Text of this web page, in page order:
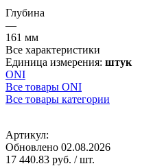
Глубина
—
161 мм
Все характеристики
Единица измерения: штук
ONI
Все товары ONI
Все товары категории
Артикул:
Обновлено 02.08.2026
17 440.83 руб. / шт.